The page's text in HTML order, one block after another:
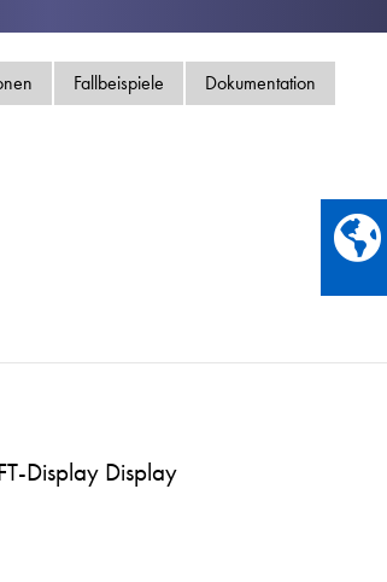
Fallbeispiele Dokumentation
Display Display
Datenschutzrichtlinie
Sitemap